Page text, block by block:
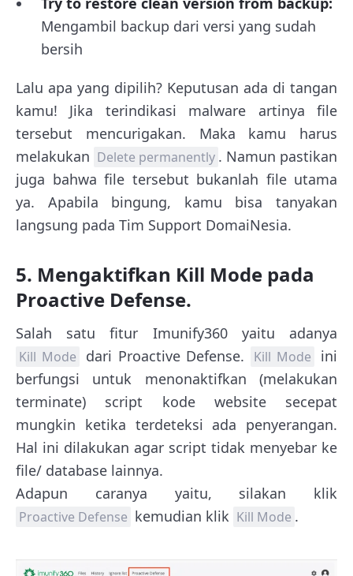
Mengambil backup dari versi yang sudah
bersih
Lalu apa yang dipilih? Keputusan ada di tangan
kamu! Jika terindikasi malware artinya file
tersebut mencurigakan. Maka kamu harus
melakukan Delete permanently . Namun pastikan
juga bahwa file tersebut bukanlah file utama
ya. Apabila bingung, kamu bisa tanyakan
langsung pada Tim Support DomaiNesia.
5. Mengaktifkan Kill Mode pada
Proactive Defense.
Salah satu fitur Imunify360 yaitu adanya
Kill Mode dari Proactive Defense. Kill Mode
ini
berfungsi untuk menonaktifkan (melakukan
terminate) script kode website secepat
mungkin ketika terdeteksi ada penyerangan.
Hal ini dilakukan agar script tidak menyebar ke
file/ database lainnya.
Adapun caranya yaitu, silakan klik
Proactive Defense kemudian klik Kill Mode .